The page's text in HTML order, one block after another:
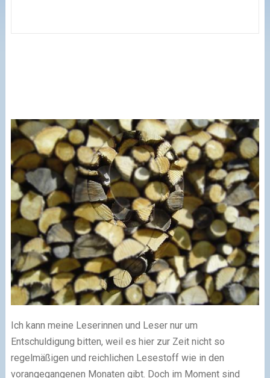
Ich kann meine Leserinnen und Leser nur um
Entschuldigung bitten, weil es hier zur Zeit nicht so
regelmäßigen und reichlichen Lesestoff wie in den
vorangegangenen Monaten gibt. Doch im Moment sind